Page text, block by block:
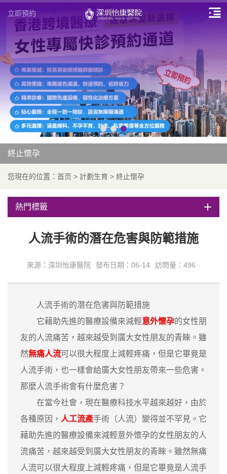
立即預約
終止懷孕
您現在的位置： 首页 > 計劃生育 > 終止懷孕
熱門標籤
人流手術的潛在危害與防範措施
來源：深圳怡康醫院 發布日期：06-14 訪問量：496
人流手術的潛在危害與防範措施
它藉助先進的醫療設備來減輕意外懷孕的女性朋
友的人流痛苦，越來越受到廣大女性朋友的青睞。雖
然無痛人流可以很大程度上減輕疼痛，但是它畢竟是
人流手術，也一樣會給廣大女性朋友帶來一些危害。
那麼人流手術會有什麼危害？
在當今社會，現在醫療科技水平越來越好，由於
各種原因， 人工流產手術（人流）變得並不罕見。它
藉助先進的醫療設備來減輕意外懷孕的女性朋友的人
流痛苦，越來越受到廣大女性朋友的青睞。雖然無痛
人流可以很大程度上減輕疼痛，但是它畢竟是人流手